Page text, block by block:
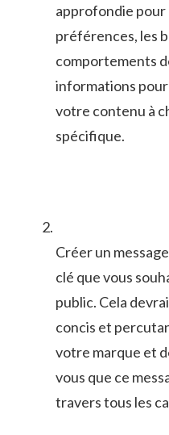
‌approfondie
préférences, les
⁤comportements
informations
votre contenu ​à
spécifique.
Créer un
clé que ⁣vous⁤
⁢public. Cela
concis et⁢
votre marque et
vous que ce
travers tous les